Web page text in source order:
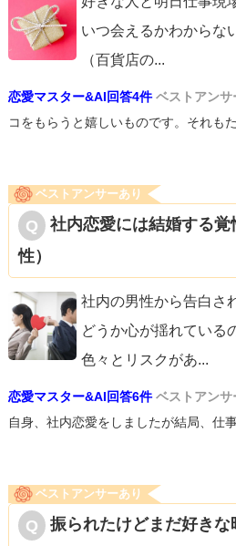
いつ会えるかわからな
（百貨店の...
恋愛マスター&AI回答4件 ベストアンサ
コをもらうと嬉しいものです。それも
ベストアンサーあり
社内恋愛には結婚する
性）
社内の男性から告白さ
どうか心が揺れている
色々とリスクがあ...
恋愛マスター&AI回答6件 ベストアンサ
自身、社内恋愛をしましたが結局、仕
ベストアンサーあり
振られたけどまだ好き